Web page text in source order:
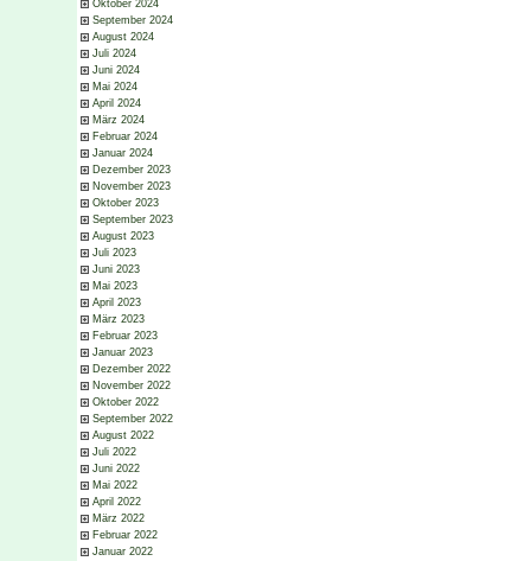
Oktober 2024
September 2024
August 2024
Juli 2024
Juni 2024
Mai 2024
April 2024
März 2024
Februar 2024
Januar 2024
Dezember 2023
November 2023
Oktober 2023
September 2023
August 2023
Juli 2023
Juni 2023
Mai 2023
April 2023
März 2023
Februar 2023
Januar 2023
Dezember 2022
November 2022
Oktober 2022
September 2022
August 2022
Juli 2022
Juni 2022
Mai 2022
April 2022
März 2022
Februar 2022
Januar 2022